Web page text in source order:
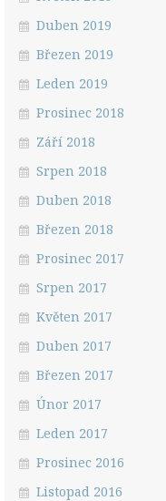
Duben 2019
Březen 2019
Leden 2019
Prosinec 2018
Září 2018
Srpen 2018
Duben 2018
Březen 2018
Prosinec 2017
Srpen 2017
Květen 2017
Duben 2017
Březen 2017
Únor 2017
Leden 2017
Prosinec 2016
Listopad 2016